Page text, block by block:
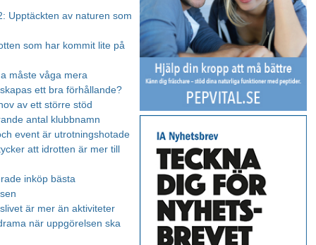
Upptäckten av naturen som
som har kommit lite på
måste våga mera
ett bra förhållande?
av ett större stöd
antal klubbnamn
event är utrotningshotade
att idrotten är mer till
inköp bästa
är mer än aktiviteter
när uppgörelsen ska